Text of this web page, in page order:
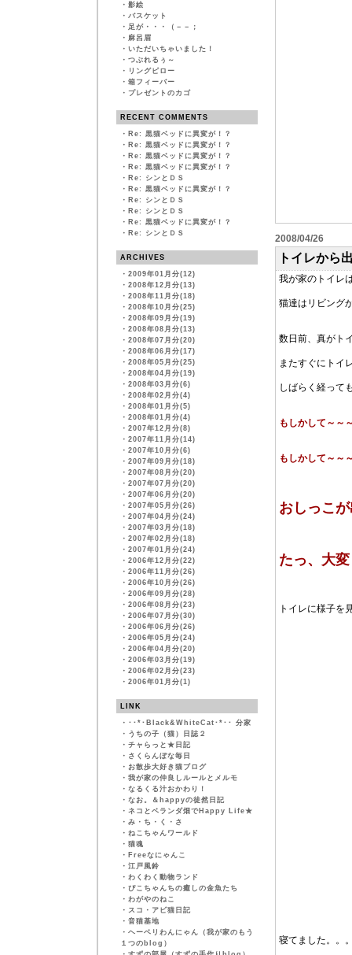
・ 影絵
・ バスケット
・ 足が・・・（－－；
・ 麻呂眉
・ いただいちゃいました！
・ つぶれるぅ～
・ リングピロー
・ 箱フィーバー
・ プレゼントのカゴ
RECENT COMMENTS
・ Re: 黒猫ベッドに異変が！？
・ Re: 黒猫ベッドに異変が！？
・ Re: 黒猫ベッドに異変が！？
・ Re: 黒猫ベッドに異変が！？
・ Re: シンとＤＳ
・ Re: 黒猫ベッドに異変が！？
・ Re: シンとＤＳ
・ Re: シンとＤＳ
・ Re: 黒猫ベッドに異変が！？
・ Re: シンとＤＳ
ARCHIVES
・ 2009年01月分(12)
・ 2008年12月分(13)
・ 2008年11月分(18)
・ 2008年10月分(25)
・ 2008年09月分(19)
・ 2008年08月分(13)
・ 2008年07月分(20)
・ 2008年06月分(17)
・ 2008年05月分(25)
・ 2008年04月分(19)
・ 2008年03月分(6)
・ 2008年02月分(4)
・ 2008年01月分(5)
・ 2008年01月分(4)
・ 2007年12月分(8)
・ 2007年11月分(14)
・ 2007年10月分(6)
・ 2007年09月分(18)
・ 2007年08月分(20)
・ 2007年07月分(20)
・ 2007年06月分(20)
・ 2007年05月分(26)
・ 2007年04月分(24)
・ 2007年03月分(18)
・ 2007年02月分(18)
・ 2007年01月分(24)
・ 2006年12月分(22)
・ 2006年11月分(26)
・ 2006年10月分(26)
・ 2006年09月分(28)
・ 2006年08月分(23)
・ 2006年07月分(30)
・ 2006年06月分(26)
・ 2006年05月分(24)
・ 2006年04月分(20)
・ 2006年03月分(19)
・ 2006年02月分(23)
・ 2006年01月分(1)
LINK
・ ･･*･Black&WhiteCat･*･･ 分家
・ うちの子（猫）日誌２
・ チャらっと★日記
・ さくらんぼな毎日
・ お散歩大好き猫ブログ
・ 我が家の仲良しルールとメルモ
・ なるくる汁おかわり！
・ なお。＆happyの徒然日記
・ ネコとベランダ畑でHappy Life★
・ み・ち・く・さ
・ ねこちゃんワールド
・ 猫魂
・ Freeなにゃんこ
・ 江戸風鈴
・ わくわく動物ランド
・ ぴこちゃんちの癒しの金魚たち
・ わがやのねこ
・ スコ・アビ猫日記
・ 音猫基地
・ ヘーベリわんにゃん（我が家のもう
１つのblog）
2008/04/26
トイレから
我が家のトイレ
猫達はリビング
数日前、真がト
またすぐにトイ
しばらく経って
もしかして～～
もしかして～～
おしっこ
たっ、大
トイレに様子を
寝てました。。